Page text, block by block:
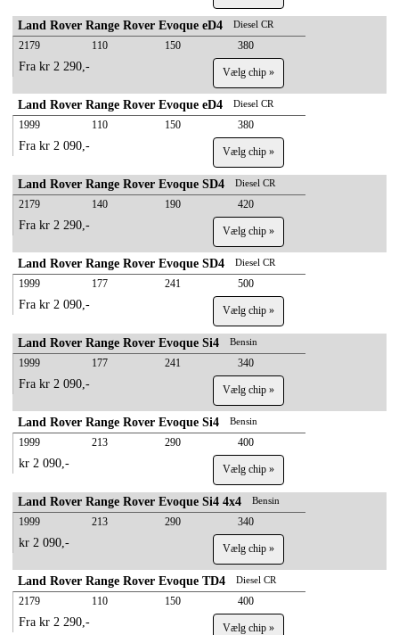
Land Rover Range Rover Evoque eD4 Diesel CR
2179 110 150 380
Fra kr 2 290,- Vælg chip »
Land Rover Range Rover Evoque eD4 Diesel CR
1999 110 150 380
Fra kr 2 090,- Vælg chip »
Land Rover Range Rover Evoque SD4 Diesel CR
2179 140 190 420
Fra kr 2 290,- Vælg chip »
Land Rover Range Rover Evoque SD4 Diesel CR
1999 177 241 500
Fra kr 2 090,- Vælg chip »
Land Rover Range Rover Evoque Si4 Bensin
1999 177 241 340
Fra kr 2 090,- Vælg chip »
Land Rover Range Rover Evoque Si4 Bensin
1999 213 290 400
kr 2 090,- Vælg chip »
Land Rover Range Rover Evoque Si4 4x4 Bensin
1999 213 290 340
kr 2 090,- Vælg chip »
Land Rover Range Rover Evoque TD4 Diesel CR
2179 110 150 400
Fra kr 2 290,- Vælg chip »